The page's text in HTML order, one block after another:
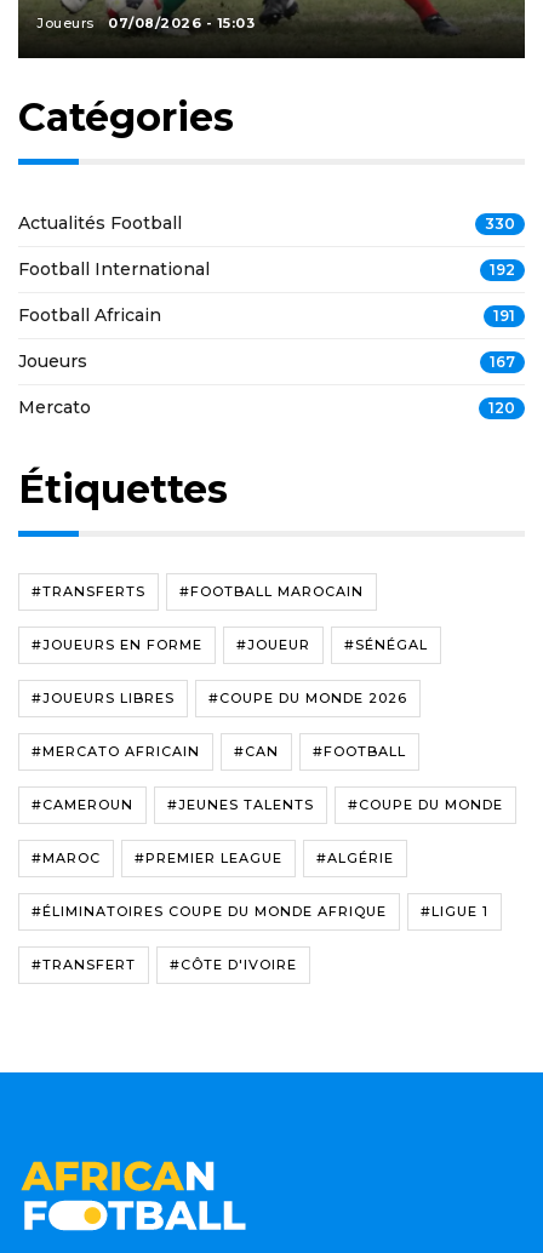
Joueurs 07/08/2026 - 15:03
Catégories
Actualités Football 330
Football International 192
Football Africain 191
Joueurs 167
Mercato 120
Étiquettes
#TRANSFERTS #FOOTBALL MAROCAIN
#JOUEURS EN FORME #JOUEUR #SÉNÉGAL
#JOUEURS LIBRES #COUPE DU MONDE 2026
#MERCATO AFRICAIN #CAN #FOOTBALL
#CAMEROUN #JEUNES TALENTS #COUPE DU MONDE
#MAROC #PREMIER LEAGUE #ALGÉRIE
#ÉLIMINATOIRES COUPE DU MONDE AFRIQUE #LIGUE 1
#TRANSFERT #CÔTE D'IVOIRE